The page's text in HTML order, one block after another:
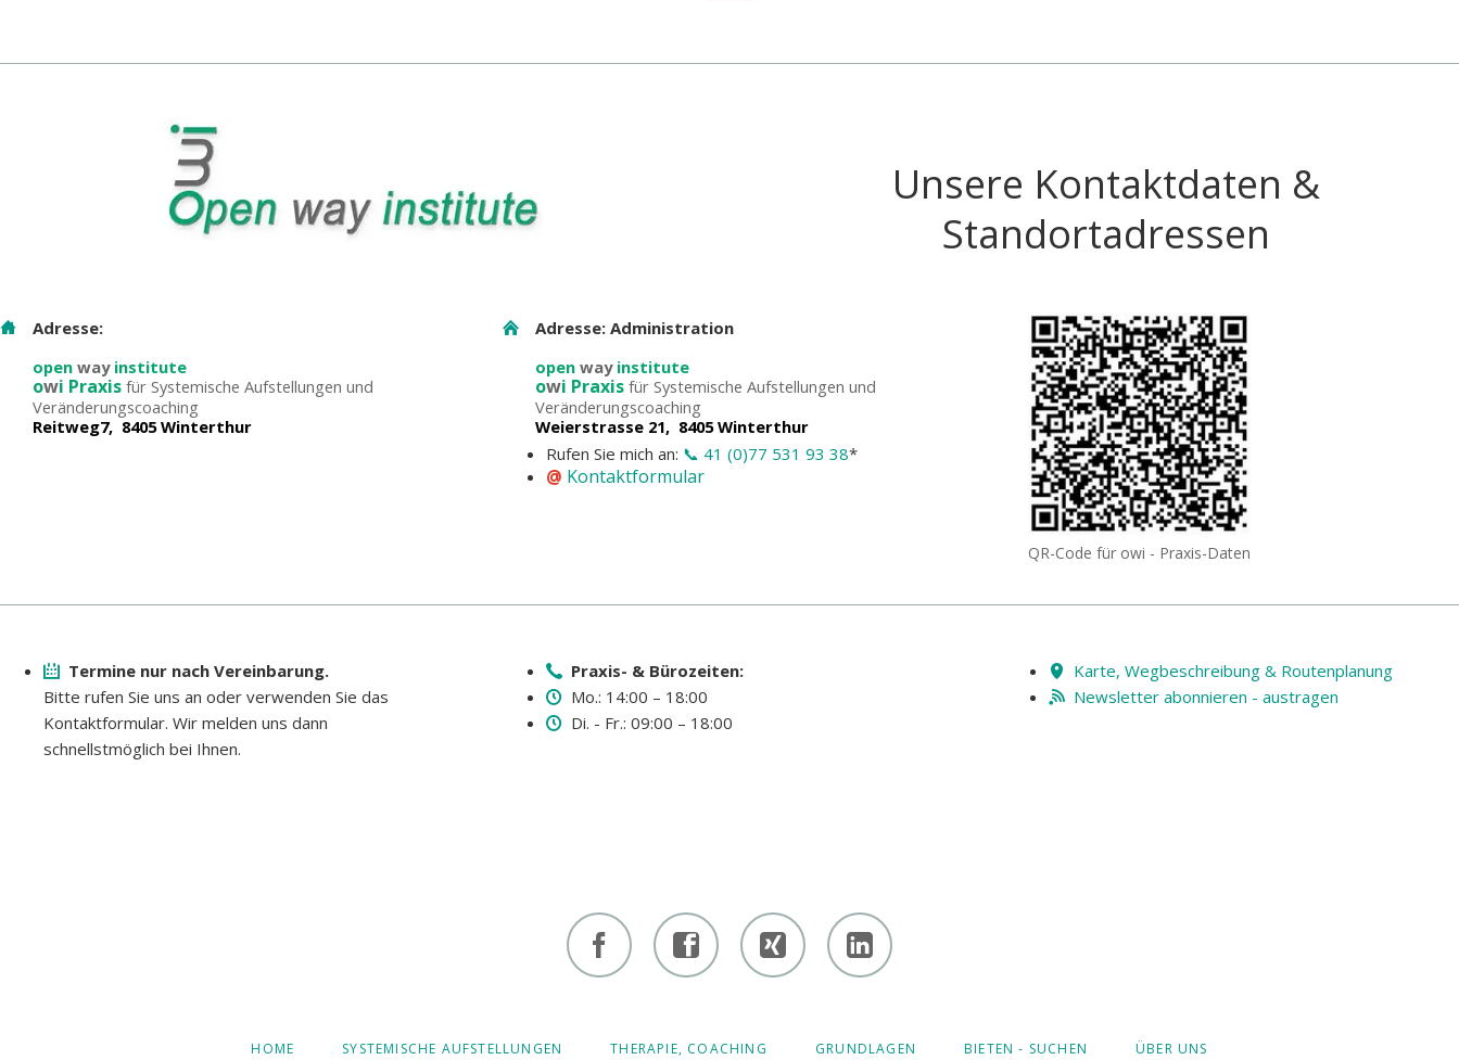
Unsere Kontaktdaten &
Standortadressen
Adresse:
open wayinstitute
owi Praxis für Systemische Aufstellungen und
Veränderungscoaching
Reitweg7, 8405 Winterthur
Adresse: Administration
open wayinstitute
owi Praxisfür Systemische Aufstellungen und
Veränderungscoaching
Weierstrasse 21, 8405 Winterthur
Rufen Sie mich an: 📞 41 (0)77 531 93 38*
@ Kontaktformular
QR-Code für owi - Praxis-Daten
Termine nur nach Vereinbarung.
Bitte rufen Sie uns an oder verwenden Sie das
Kontaktformular. Wir melden uns dann
schnellstmöglich bei Ihnen.
Praxis- & Bürozeiten:
Mo.: 14:00 – 18:00
Di. - Fr.: 09:00 – 18:00
Karte, Wegbeschreibung & Routenplanung
Newsletter abonnieren - austragen
zentrum
zentrum
Hiltebrand Hiltebrand
HOME SYSTEMISCHE AUFSTELLUNGEN THERAPIE, COACHING GRUNDLAGEN BIETEN - SUCHEN ÜBER UNS